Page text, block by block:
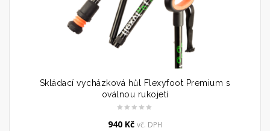
Skládací vycházková hůl Flexyfoot Premium s
oválnou rukojetí
940 Kč vč. DPH